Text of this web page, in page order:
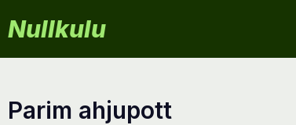
Nullkulu
parim ahjupott